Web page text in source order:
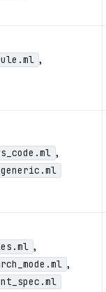
,
,
,
,